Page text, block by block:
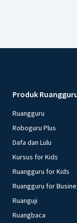
Produk
Ruangguru
Roboguru Plus
Dafa dan Lulu
Kursus for Kids
Ruangguru for Kids
Ruangguru for
Ruanguji
Ruangbaca